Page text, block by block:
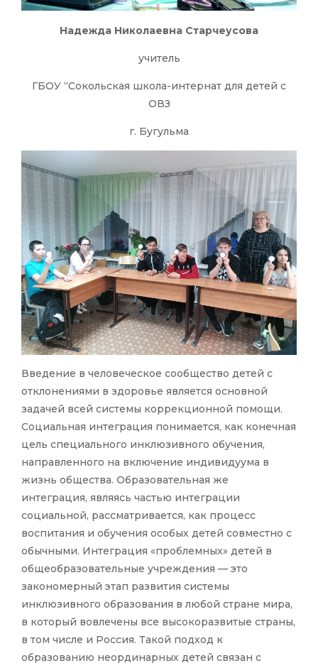
Надежда Николаевна Старчеусова
учитель
ГБОУ “Сокольская школа-интернат для детей с
ОВЗ
г. Бугульма
Введение в человеческое сообщество детей с
отклонениями в здоровье является основной
задачей всей системы коррекционной помощи.
Социальная интеграция понимается, как конечная
цель специального инклюзивного обучения,
направленного на включение индивидуума в
жизнь общества. Образовательная же
интеграция, являясь частью интеграции
социальной, рассматривается, как процесс
воспитания и обучения особых детей совместно с
обычными. Интеграция «проблемных» детей в
общеобразовательные учреждения — это
закономерный этап развития системы
инклюзивного образования в любой стране мира,
в который вовлечены все высокоразвитые страны,
в том числе и Россия. Такой подход к
образованию неординарных детей связан с